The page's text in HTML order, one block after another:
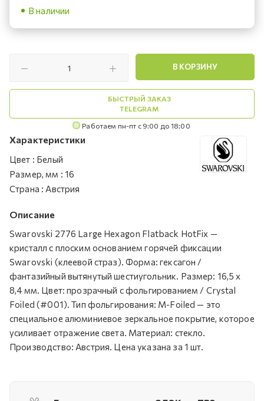
В наличии
В КОРЗИНУ
БЫСТРЫЙ ЗАКАЗ
TELEGRAM
Работаем пн-пт с 9:00 до 18:00
Характеристики
Цвет : Белый
Размер, мм : 16
Страна : Австрия
Описание
Swarovski 2776 Large Hexagon Flatback HotFix —
кристалл с плоским основанием горячей фиксации
Swarovski (клеевой страз). Форма: гексагон /
фантазийный вытянутый шестиугольник. Размер: 16,5 x
8,4 мм. Цвет: прозрачный с фольгированием / Crystal
Foiled (#001). Тип фольгирования: M-Foiled — это
специальное алюминиевое зеркальное покрытие, которое
усиливает отражение света. Материал: стекло.
Производство: Австрия. Цена указана за 1 шт.